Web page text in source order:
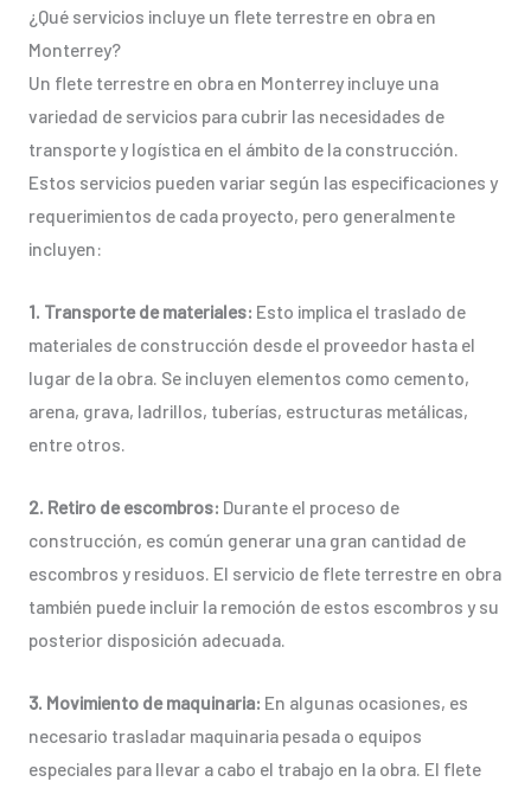
¿Qué servicios incluye un flete terrestre en obra en
Monterrey?
Un flete terrestre en obra en Monterrey incluye una
variedad de servicios para cubrir las necesidades de
transporte y logística en el ámbito de la construcción.
Estos servicios pueden variar según las especificaciones y
requerimientos de cada proyecto, pero generalmente
incluyen:
1. Transporte de materiales: Esto implica el traslado de
materiales de construcción desde el proveedor hasta el
lugar de la obra. Se incluyen elementos como cemento,
arena, grava, ladrillos, tuberías, estructuras metálicas,
entre otros.
2. Retiro de escombros: Durante el proceso de
construcción, es común generar una gran cantidad de
escombros y residuos. El servicio de flete terrestre en obra
también puede incluir la remoción de estos escombros y su
posterior disposición adecuada.
3. Movimiento de maquinaria: En algunas ocasiones, es
necesario trasladar maquinaria pesada o equipos
especiales para llevar a cabo el trabajo en la obra. El flete